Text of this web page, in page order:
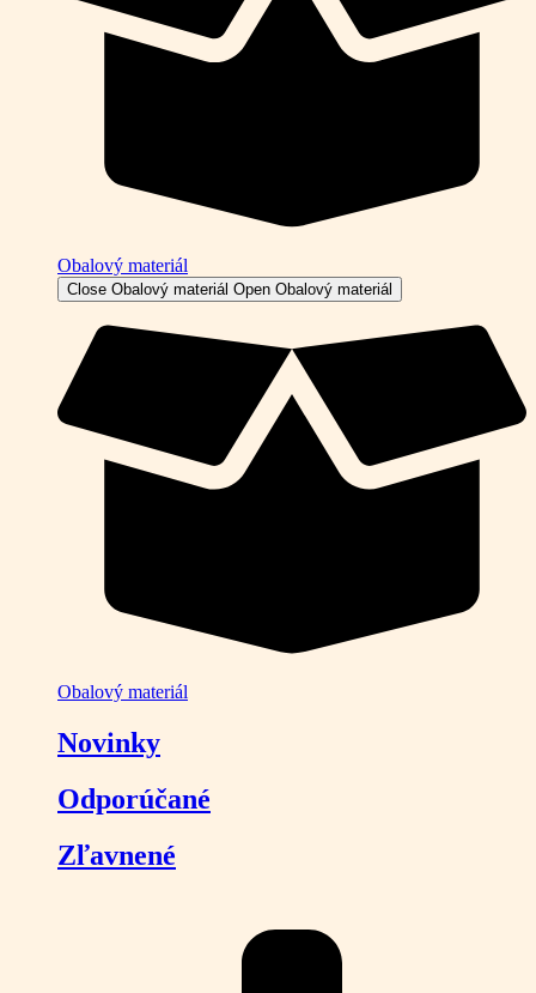
Obalový materiál
Close Obalový materiál Open Obalový materiál
Obalový materiál
Novinky
Odporúčané
Zľavnené